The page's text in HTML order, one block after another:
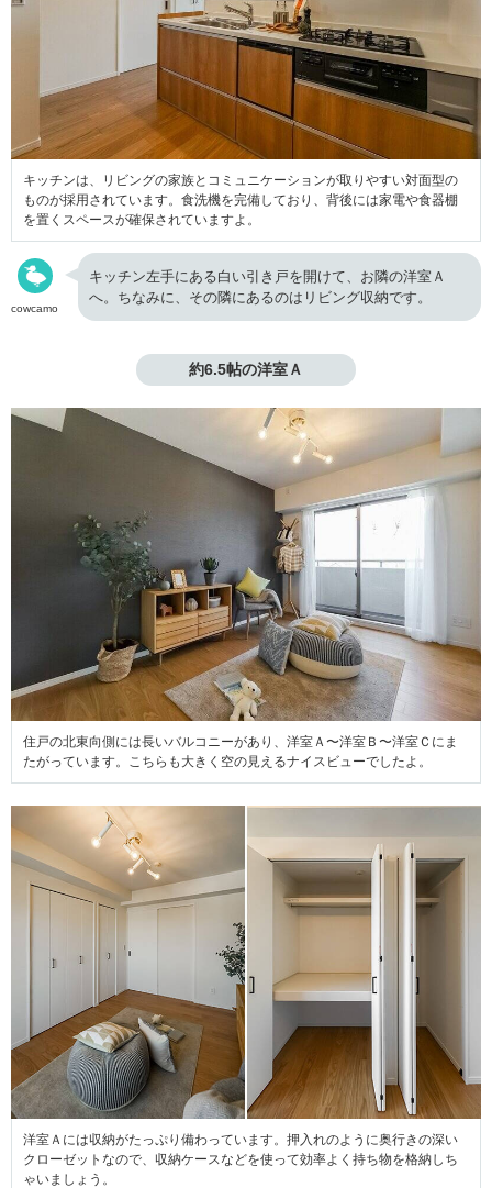
キッチンは、リビングの家族とコミュニケーションが取りやすい対面型の
ものが採用されています。食洗機を完備しており、背後には家電や食器棚
を置くスペースが確保されていますよ。
cowcamo
キッチン左手にある白い引き戸を開けて、お隣の洋室Ａ
へ。ちなみに、その隣にあるのはリビング収納です。
約6.5帖の洋室Ａ
住戸の北東向側には長いバルコニーがあり、洋室Ａ〜洋室Ｂ〜洋室Ｃにま
たがっています。こちらも大きく空の見えるナイスビューでしたよ。
洋室Ａには収納がたっぷり備わっています。押入れのように奥行きの深い
クローゼットなので、収納ケースなどを使って効率よく持ち物を格納しち
ゃいましょう。